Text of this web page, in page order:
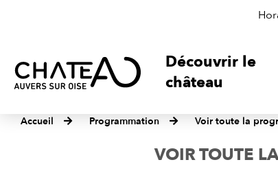
Découvrir le
château
Accueil Programmation Voir toute la
VOIR TOUTE